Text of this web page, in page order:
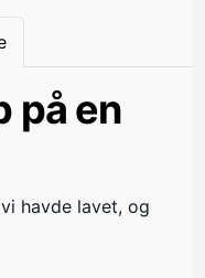
på en
havde lavet, og